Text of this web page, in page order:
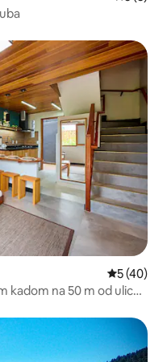
„Odabrali gosti”
Prosječna
5 (40)
kadom na 50 m od ulice
„Odabrali gosti”